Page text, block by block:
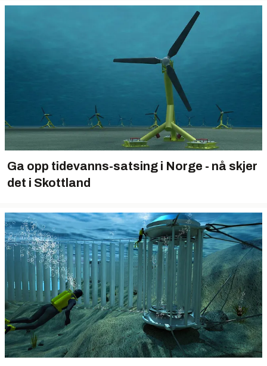
Ga opp tidevanns-satsing i Norge - nå skjer
det i Skottland